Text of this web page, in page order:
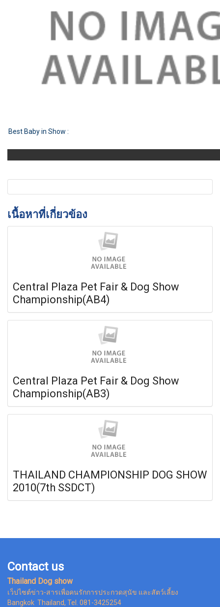
Best Baby in Show :
เนื้อหาที่เกี่ยวข้อง
Central Plaza Pet Fair & Dog Show
Championship(AB4)
Central Plaza Pet Fair & Dog Show
Championship(AB3)
THAILAND CHAMPIONSHIP DOG SHOW
2010(7th SSDCT)
Contact us
Thailand Dog show
เว็ปไซต์ข่าว-สารเพื่อคนรักการประกวดสุนัข และสัตว์เลี้ยง
Bangkok Thailand, Tel. 081-3425254